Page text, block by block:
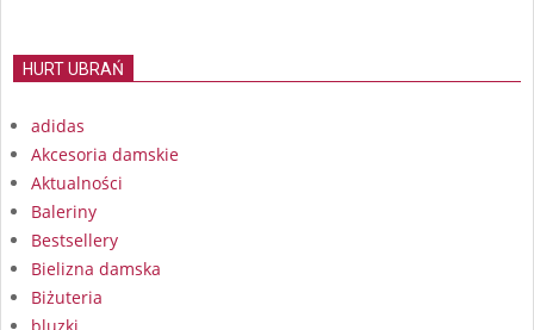
HURT UBRAŃ
adidas
Akcesoria damskie
Aktualności
Baleriny
Bestsellery
Bielizna damska
Biżuteria